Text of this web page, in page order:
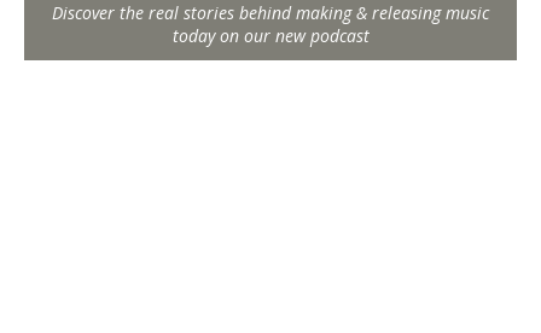
Discover the real stories behind making & releasing music
today on our new podcast